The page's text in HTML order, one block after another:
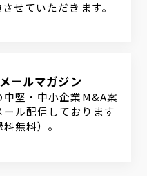
せていただきます。
ールマガジン
中堅・中小企業M&A案
ール配信しております
料無料）。